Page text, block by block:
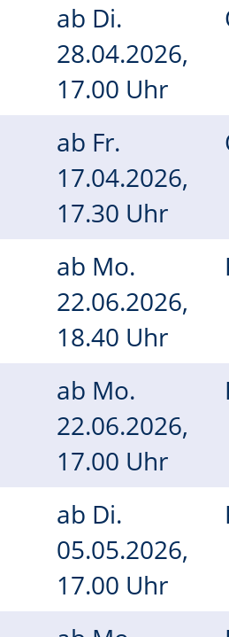
ab Di.
28.04.2026,
17.00 Uhr
ab Fr.
17.04.2026,
17.30 Uhr
ab Mo.
22.06.2026,
18.40 Uhr
ab Mo.
22.06.2026,
17.00 Uhr
ab Di.
05.05.2026,
17.00 Uhr